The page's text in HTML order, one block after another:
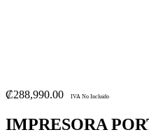
₡288,990.00 IVA No Incluido
IMPRESORA